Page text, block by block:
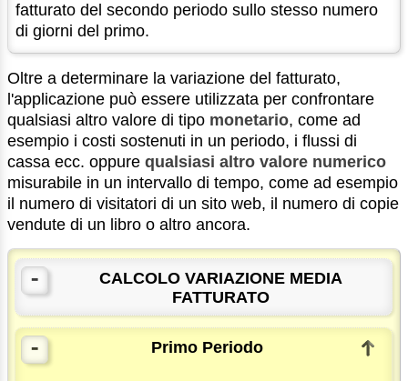
fatturato del secondo periodo sullo stesso numero
di giorni del primo.
Oltre a determinare la variazione del fatturato,
l'applicazione può essere utilizzata per confrontare
qualsiasi altro valore di tipo monetario, come ad
esempio i costi sostenuti in un periodo, i flussi di
cassa ecc. oppure qualsiasi altro valore numerico
misurabile in un intervallo di tempo, come ad esempio
il numero di visitatori di un sito web, il numero di copie
vendute di un libro o altro ancora.
-
CALCOLO VARIAZIONE MEDIA
FATTURATO
- Primo Periodo